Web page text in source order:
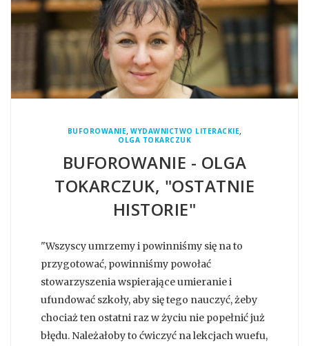
BUFOROWANIE,WYDAWNICTWO LITERACKIE,
OLGA TOKARCZUK
BUFOROWANIE - OLGA
TOKARCZUK, "OSTATNIE
HISTORIE"
"Wszyscy umrzemy i powinniśmy się na to
przygotować, powinniśmy powołać
stowarzyszenia wspierające umieranie i
ufundować szkoły, aby się tego nauczyć, żeby
chociaż ten ostatni raz w życiu nie popełnić już
błędu. Należałoby to ćwiczyć na lekcjach wuefu,